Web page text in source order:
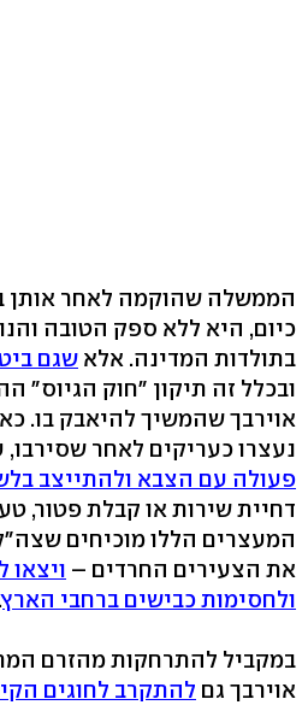
הממשלה שהוקמה לאחר אותן
כיום, היא ללא ספק הטובה
בתולדות המדינה. אלא שגם
ובכלל זה תיקון "חוק הגיוס"
אוירבך שהמשיך להיאבק בו.
נעצרו כעריקים לאחר שסירבו,
פעולה עם הצבא ולהתייצב
דחיית שירות או קבלת פטור,
המעצרים הללו מוכיחים
את הצעירים החרדים – ויצאו
ולחסימות כבישים ברחבי הארץ.
במקביל להתרחקות מהזרם
אוירבך גם להתקרב לחוגים